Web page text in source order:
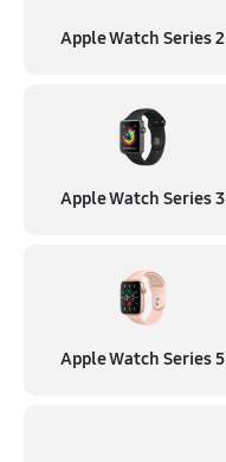
Apple Watch Series 2
Apple Watch Series 3
Apple Watch Series 5